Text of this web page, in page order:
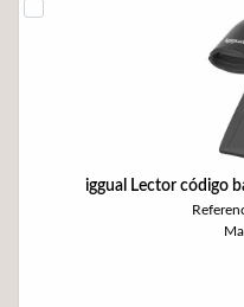
iggual Lector código